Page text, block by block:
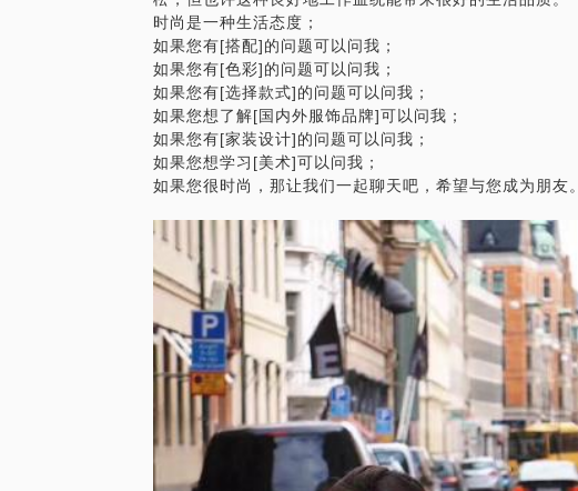
时尚是一种生活态度​；
如果您有[搭配]的问题可以问我；
如果您有[色彩]的问题可以问我；
如果您有[选择款式]的问题可以问我；
如果您想了解[国内外服饰品牌]可以问我；
如果您有[家装设计]的问题可以问我；
如果您想学习[美术]可以问我；
如果您很时尚，那让我们一起聊天吧，希望与您成为朋友。